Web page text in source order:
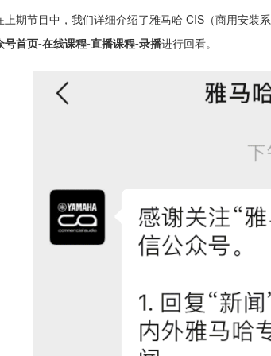
上期节目中，我们详细介绍了雅马哈 CIS（商用安装
号首页-在线课程-直播课程-录播进行回看。